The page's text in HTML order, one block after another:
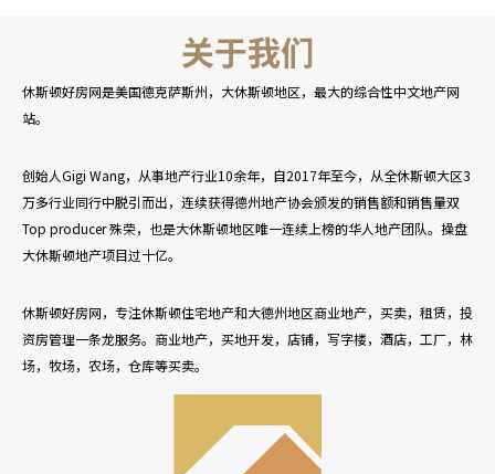
关于我们
休斯顿好房网是美国德克萨斯州，大休斯顿地区，最大的综合性中文地产网
站。
创始人Gigi Wang，从事地产行业10余年，自2017年至今，从全休斯顿大区3
万多行业同行中脱引而出，连续获得德州地产协会颁发的销售额和销售量双
Top producer 殊荣，也是大休斯顿地区唯一连续上榜的华人地产团队。操盘
大休斯顿地产项目过十亿。
休斯顿好房网，专注休斯顿住宅地产和大德州地区商业地产，买卖，租赁，投
资房管理一条龙服务。商业地产，买地开发，店铺，写字楼，酒店，工厂，林
场，牧场，农场，仓库等买卖。